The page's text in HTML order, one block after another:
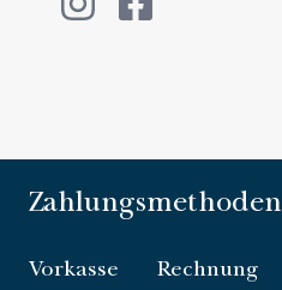
Zahlungsmethoden
Vorkasse Rechnung